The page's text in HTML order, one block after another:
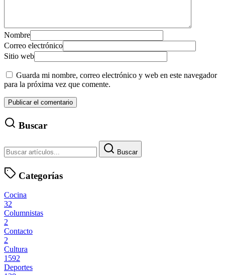
Nombre
Correo electrónico
Sitio web
Guarda mi nombre, correo electrónico y web en este navegador
para la próxima vez que comente.
Buscar
Buscar
Categorías
Cocina
32
Columnistas
2
Contacto
2
Cultura
1592
Deportes